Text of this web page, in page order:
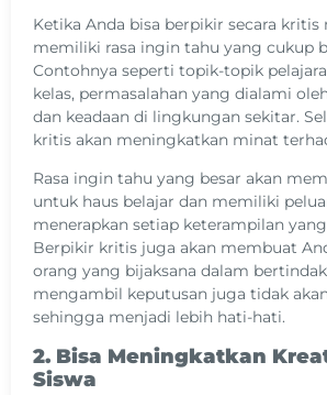
Ketika Anda bisa berpikir secara kritis
memiliki rasa ingin tahu yang cukup
Contohnya seperti topik-topik
kelas, permasalahan yang dialami
dan keadaan di lingkungan sekitar.
kritis akan meningkatkan minat
Rasa ingin tahu yang besar akan
untuk haus belajar dan memiliki
menerapkan setiap keterampilan
Berpikir kritis juga akan membuat
orang yang bijaksana dalam
mengambil keputusan juga tidak
sehingga menjadi lebih hati-hati.
2. Bisa Meningkatkan
Siswa